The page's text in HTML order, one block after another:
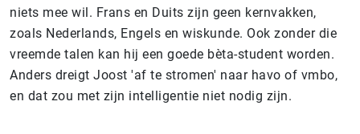
niets mee wil. Frans en Duits zijn geen kernvakken,
zoals Nederlands, Engels en wiskunde. Ook zonder die
vreemde talen kan hij een goede bèta-student worden.
Anders dreigt Joost 'af te stromen' naar havo of vmbo,
en dat zou met zijn intelligentie niet nodig zijn.